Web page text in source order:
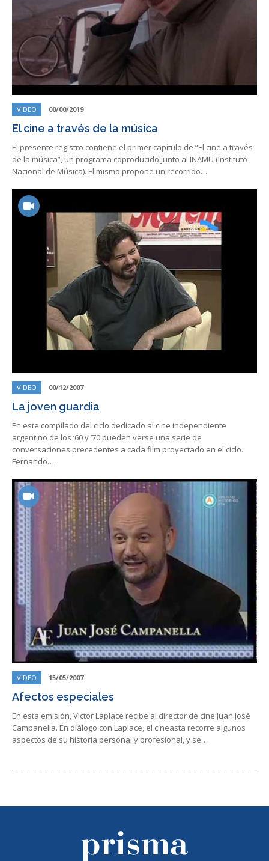
VIDEO 00/00/2019
El cine a través de la música
El presente registro contiene el primer capítulo de “El cine a través
de la música”, un programa coproducido junto al INAMU (Instituto
Nacional de Música). El mismo propone un recorrido…
VIDEO 00/12/2007
La joven guardia
En este compilado del ciclo dedicado al cine independiente
argentino de los ‘60 y ’70 pueden verse una serie de
conversaciones precedentes a cada film proyectado en el ciclo.
Fernando…
VIDEO 15/05/2007
Afectos especiales
En esta emisión, Víctor Laplace recibe al director de cine Juan José
Campanella. En diálogo con Laplace, el cineasta recorre algunos
aspectos de su historia personal y profesional, y se…